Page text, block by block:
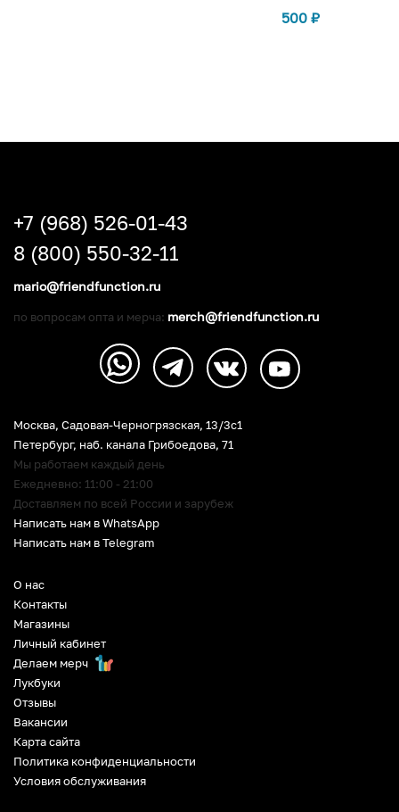
500 ₽
О нас
Контакты
Магазины
Личный кабинет
Делаем мерч
Лукбуки
Отзывы
Вакансии
Карта сайта
Политика конфиденциальности
Условия обслуживания
Москва, Садовая-Черногрязская, 13/3c1
Петербург, наб. канала Грибоедова, 71
Мы работаем каждый день
Ежедневно: 11:00 - 21:00
Доставляем по всей России и зарубеж
Написать нам в WhatsApp
Написать нам в Telegram
+7 (968) 526-01-43
8 (800) 550-32-11
mario@friendfunction.ru
по вопросам опта и мерча: merch@friendfunction.ru